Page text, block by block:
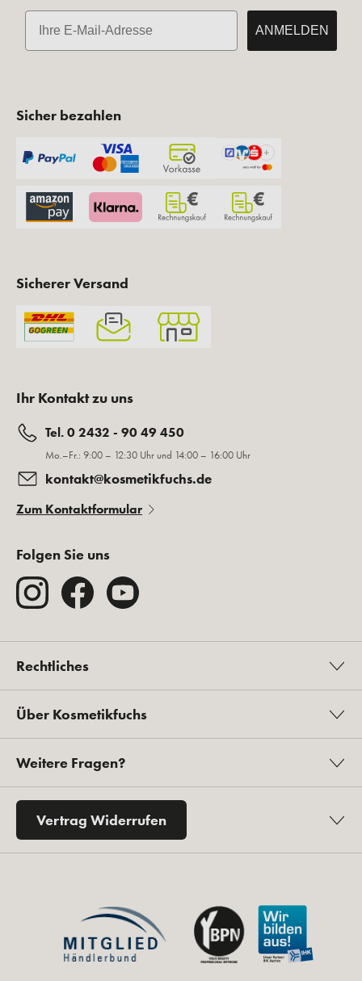
E-Mail
ANMELDEN
Sicher bezahlen
Sicherer Versand
Ihr Kontakt zu uns
Tel. 0 2432 - 90 49 450
Mo.–Fr.: 9:00 – 12:30 Uhr und 14:00 – 16:00 Uhr
kontakt@kosmetikfuchs.de
Zum Kontaktformular
Folgen Sie uns
Rechtliches
Über Kosmetikfuchs
Weitere Fragen?
Vertrag Widerrufen